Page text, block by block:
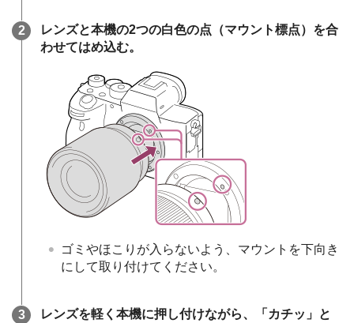
レンズと本機の2つの白色の点（マウント標点）を合
わせてはめ込む。
ゴミやほこりが入らないよう、マウントを下向き
にして取り付けてください。
レンズを軽く本機に押し付けながら、「カチッ」と